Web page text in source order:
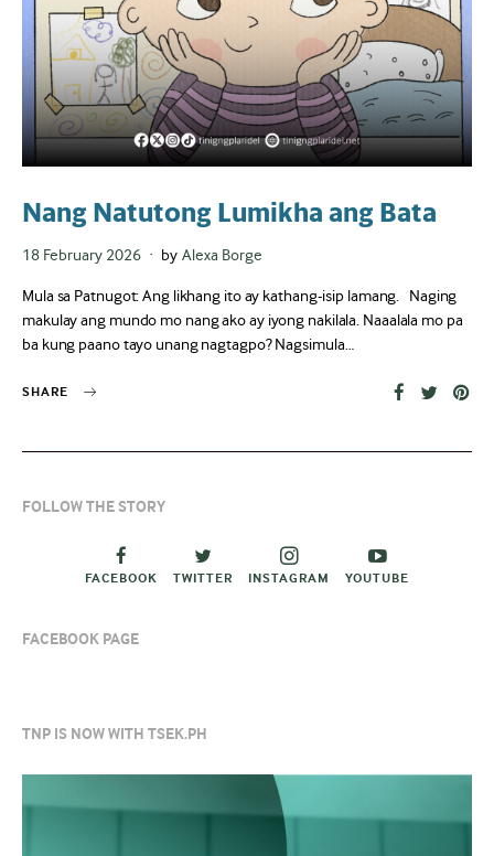
Nang Natutong Lumikha ang Bata
Posted
18 February 2026 by Alexa Borge
Mula sa Patnugot: Ang likhang ito ay kathang-isip lamang. Naging
makulay ang mundo mo nang ako ay iyong nakilala. Naaalala mo pa
ba kung paano tayo unang nagtagpo? Nagsimula…
SHARE
FOLLOW THE STORY
FACEBOOK TWITTER INSTAGRAM YOUTUBE
FACEBOOK PAGE
TNP IS NOW WITH TSEK.PH